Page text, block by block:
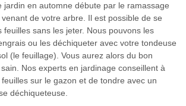
jardin en automne débute par le ramassage
de votre arbre. Il est possible de se
feuilles sans les jeter. Nous pouvons les
ou les déchiqueter avec votre tondeuse
(le feuillage). Vous aurez alors du bon
Nos experts en jardinage conseillent à
sur le gazon et de tondre avec un
déchiqueteuse.